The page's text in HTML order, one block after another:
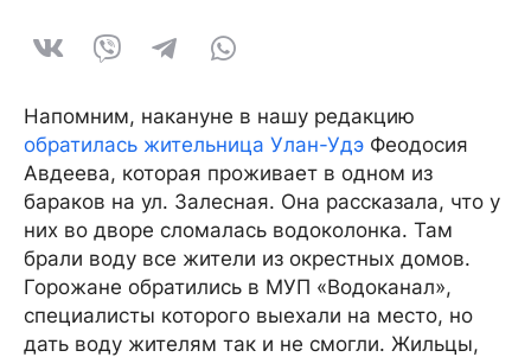
Напомним, накануне в нашу редакцию
обратилась жительница Улан-Удэ Феодосия
Авдеева, которая проживает в одном из
бараков на ул. Залесная. Она рассказала, что у
них во дворе сломалась водоколонка. Там
брали воду все жители из окрестных домов.
Горожане обратились в МУП «Водоканал»,
специалисты которого выехали на место, но
дать воду жителям так и не смогли. Жильцы,